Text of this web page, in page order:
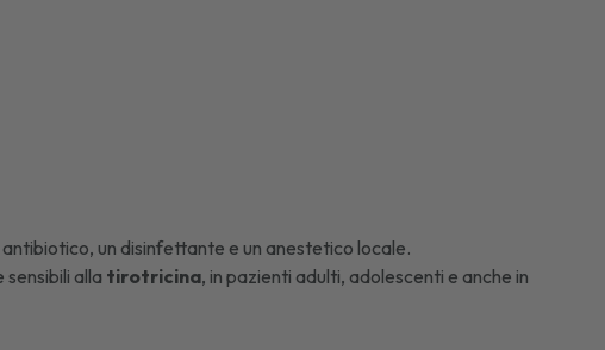
un disinfettante e un anestetico locale.
alla tirotricina, in pazienti adulti, adolescenti e anche in